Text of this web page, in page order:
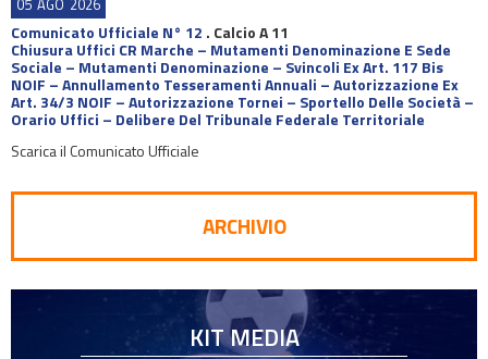
05 AGO 2026
Comunicato Ufficiale N° 12 . Calcio A 11
Chiusura Uffici CR Marche – Mutamenti Denominazione E Sede
Sociale – Mutamenti Denominazione – Svincoli Ex Art. 117 Bis
NOIF – Annullamento Tesseramenti Annuali – Autorizzazione Ex
Art. 34/3 NOIF – Autorizzazione Tornei – Sportello Delle Società –
Orario Uffici – Delibere Del Tribunale Federale Territoriale
Scarica il Comunicato Ufficiale
ARCHIVIO
KIT MEDIA